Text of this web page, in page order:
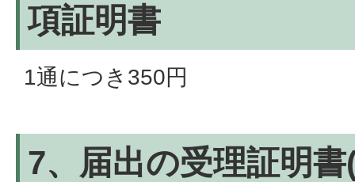
項証明書
1通につき350円
7、届出の受理証明